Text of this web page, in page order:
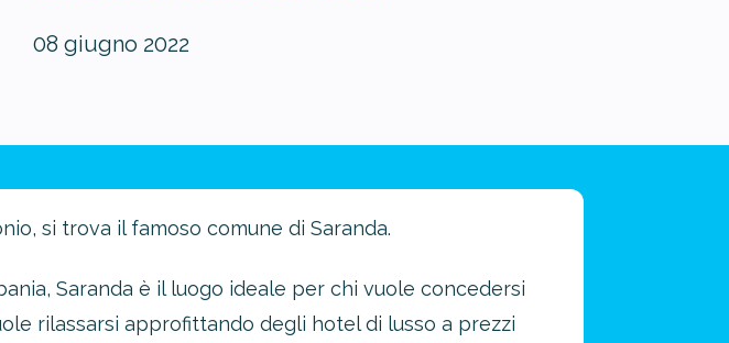
08 giugno 2022
si trova il famoso comune di Saranda.
Saranda è il luogo ideale per chi vuole concedersi
rilassarsi approfittando degli hotel di lusso a prezzi